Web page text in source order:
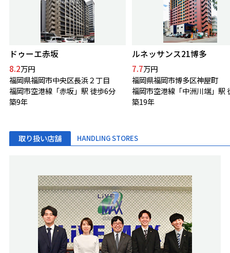
ドゥーエ赤坂
8.2万円
福岡県福岡市中央区長浜２丁目
福岡市空港線「赤坂」駅 徒歩6分
築9年
ルネッサンス21博多
7.7万円
福岡県福岡市博多区神屋町
築19年
取り扱い店舗 HANDLING STORES